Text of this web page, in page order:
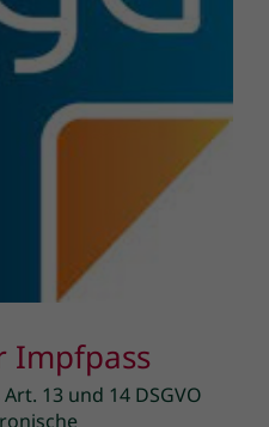
Impfpass
13 und 14 DSGVO